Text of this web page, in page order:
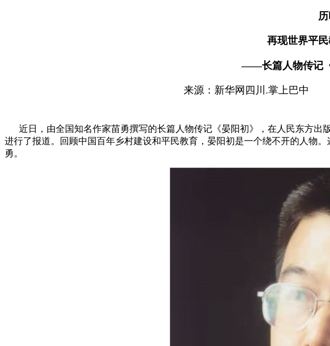
再现世界平
——长篇人物传记
来源：新华网四川.掌上巴中
近日，由全国知名作家苗勇撰写的长篇人物传记《晏阳初》，在人民东方
进行了报道。回顾中国百年乡村建设和平民教育，晏阳初是一个绕不开的人物
勇。